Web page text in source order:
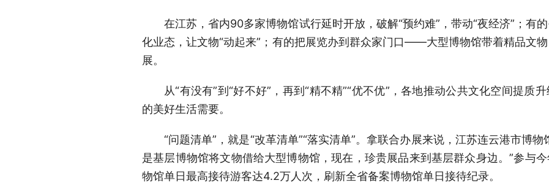
在江苏，省内90多家博物馆试行延时开放，破解“预约难”，带动“夜经济”；有
化业态，让文物“动起来”；有的把展览办到群众家门口——大型博物馆带着精品文
展。
从“有没有”到“好不好”，再到“精不精”“优不优”，各地推动公共文化空间提质
的美好生活需要。
“问题清单”，就是“改革清单”“落实清单”。拿联合办展来说，江苏连云港市博
是基层博物馆将文物借给大型博物馆，现在，珍贵展品来到基层群众身边。”参与
物馆单日最高接待游客达4.2万人次，刷新全省备案博物馆单日接待纪录。